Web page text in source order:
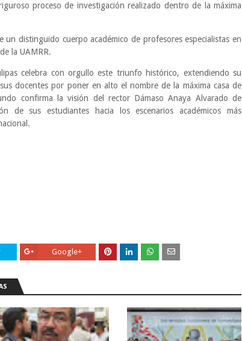
proceso de investigación realizado dentro de la máxima
un distinguido cuerpo académico de profesores especialistas en
la UAMRR.
celebra con orgullo este triunfo histórico, extendiendo su
docentes por poner en alto el nombre de la máxima casa de
confirma la visión del rector Dámaso Anaya Alvarado de
de sus estudiantes hacia los escenarios académicos más
Google+